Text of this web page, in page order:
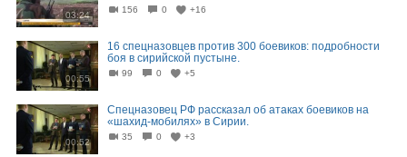
03:24
156 0 +16
00:55
16 спецназовцев против 300 боевиков: подробности
боя в сирийской пустыне.
99 0 +5
00:52
Спецназовец РФ рассказал об атаках боевиков на
«шахид-мобилях» в Сирии.
35 0 +3